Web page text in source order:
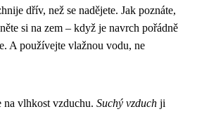
dřív, než se nadějete. Jak poznáte,
si na zem – když je navrch pořádně
A používejte vlažnou vodu, ne
na vlhkost vzduchu. Suchý vzduch ji